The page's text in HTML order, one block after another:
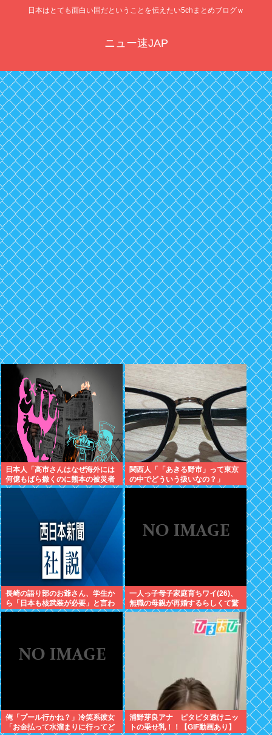
日本はとても面白い国だということを伝えたい5chまとめブログｗ
ニュー速JAP
日本人「高市さんはなぜ海外には
何億もばら撒くのに熊本の被災者
には10万円しか渡さないの？」普
通に炎上する
関西人「「あきる野市」って東京
の中でどういう扱いなの？」
長崎の語り部のお爺さん、学生か
ら「日本も核武装が必要」と言わ
れ発狂
一人っ子母子家庭育ちワイ(26)、
無職の母親が再婚するらしくて驚
愕
俺「プール行かね？」冷笑系彼女
「お金払って水溜まりに行ってど
浦野芽良アナ ピタピタ透けニッ
トの乗せ乳！！【GIF動画あり】